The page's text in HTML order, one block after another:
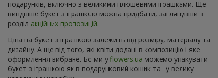
подарунків, включно з великими плюшевими іграшками. Ще
вигідніше букет з іграшкою можна придбати, заглянувши в
розділ акційних пропозицій.
Ціна на букет з іграшкою залежить від розміру, матеріалу та
дизайну. А ще від того, які квіти додані в композицію і яке
оформлення вибране. Бо ми у flowers.ua можемо упакувати
букет з іграшкою як в подарунковий кошик та і у велику